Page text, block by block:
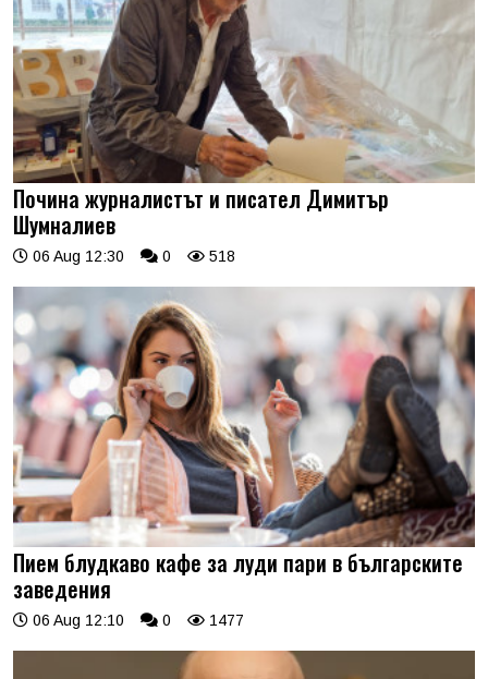
Почина журналистът и писател Димитър
Шумналиев
06 Aug 12:30 0 518
Пием блудкаво кафе за луди пари в българските
заведения
06 Aug 12:10 0 1477